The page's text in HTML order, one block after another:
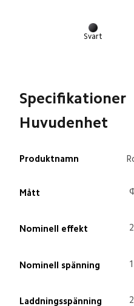
Svart
Specifikationer
Huvudenhet
Produktnamn
Mått
Nominell effekt
Nominell spänning
Laddningsspänning